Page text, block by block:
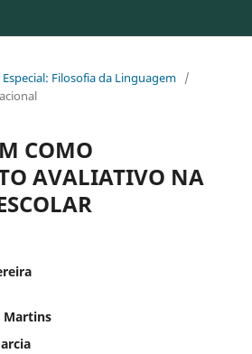
Filosofia da Linguagem /
COMO
AVALIATIVO NA
Martins